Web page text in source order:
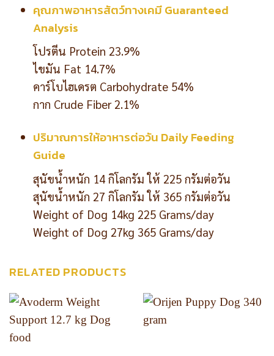
คุณภาพอาหารสัตว์ทางเคมี Guaranteed
Analysis
โปรตีน Protein 23.9%
ไขมัน Fat 14.7%
คาร์โบไฮเดรต Carbohydrate 54%
กาก Crude Fiber 2.1%
ปริมาณการให้อาหารต่อวัน Daily Feeding
Guide
สุนัขน้ำหนัก 14 กิโลกรัม ให้ 225 กรัมต่อวัน
สุนัขน้ำหนัก 27 กิโลกรัม ให้ 365 กรัมต่อวัน
Weight of Dog 14kg 225 Grams/day
Weight of Dog 27kg 365 Grams/day
RELATED PRODUCTS